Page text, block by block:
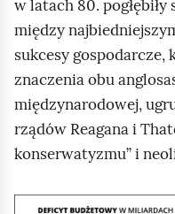
w latach 80.
między
sukcesy
znaczenia obu
międzynarodowej,
rządów Reaganai
konserwatyzmu” i